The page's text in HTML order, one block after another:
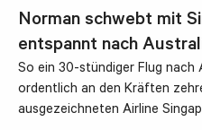
Norman schwebt mit
entspannt nach
So ein 30-stündiger Flug nach
ordentlich an den Kräften
ausgezeichneten Airline